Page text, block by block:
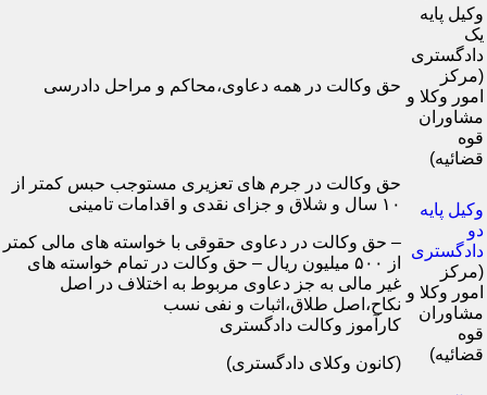
وکیل پایه
یک
دادگستری
(مرکز
امور وکلا و
مشاوران
قوه
قضائیه)
حق وکالت در همه دعاوی،محاکم و مراحل دادرسی
وکیل پایه
دو
دادگستری
(مرکز
امور وکلا و
مشاوران
قوه
قضائیه)
حق وکالت در جرم های تعزیری مستوجب حبس کمتر از
۱۰ سال و شلاق و جزای نقدی و اقدامات تامینی
– حق وکالت در دعاوی حقوقی با خواسته های مالی کمتر
از ۵۰۰ میلیون ریال – حق وکالت در تمام خواسته های
غیر مالی به جز دعاوی مربوط به اختلاف در اصل
نکاح،اصل طلاق،اثبات و نفی نسب
کارآموز وکالت دادگستری
(کانون وکلای دادگستری)